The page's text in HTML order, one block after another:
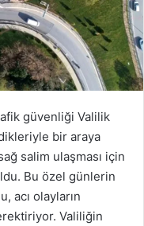
güvenliği Valilik
bir araya
salim ulaşması için
Bu özel günlerin
acı olayların
Valiliğin